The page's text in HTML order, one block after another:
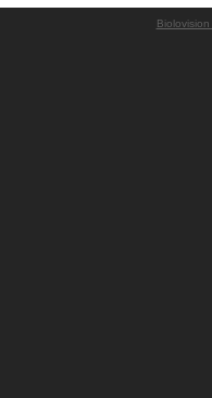
Biolovision